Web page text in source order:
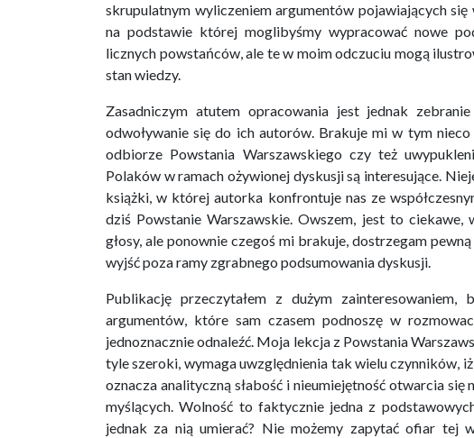
skrupulatnym wyliczeniem argumentów pojawiających
na podstawie której moglibyśmy wypracować nowe
licznych powstańców, ale te w moim odczuciu mogą
stan wiedzy.
Zasadniczym atutem opracowania jest jednak
odwoływanie się do ich autorów. Brakuje mi w tym
odbiorze Powstania Warszawskiego czy też
Polaków w ramach ożywionej dyskusji są interesujące.
książki, w której autorka konfrontuje nas ze
dziś Powstanie Warszawskie. Owszem, jest to ciekawe,
głosy, ale ponownie czegoś mi brakuje, dostrzegam
wyjść poza ramy zgrabnego podsumowania dyskusji.
Publikację przeczytałem z dużym
argumentów, które sam czasem podnoszę w
jednoznacznie odnaleźć. Moja lekcja z Powstania
tyle szeroki, wymaga uwzględnienia tak wielu czynników,
oznacza analityczną słabość i nieumiejętność otwarcia się
myślących. Wolność to faktycznie jedna z
jednak za nią umierać? Nie możemy zapytać ofiar tej